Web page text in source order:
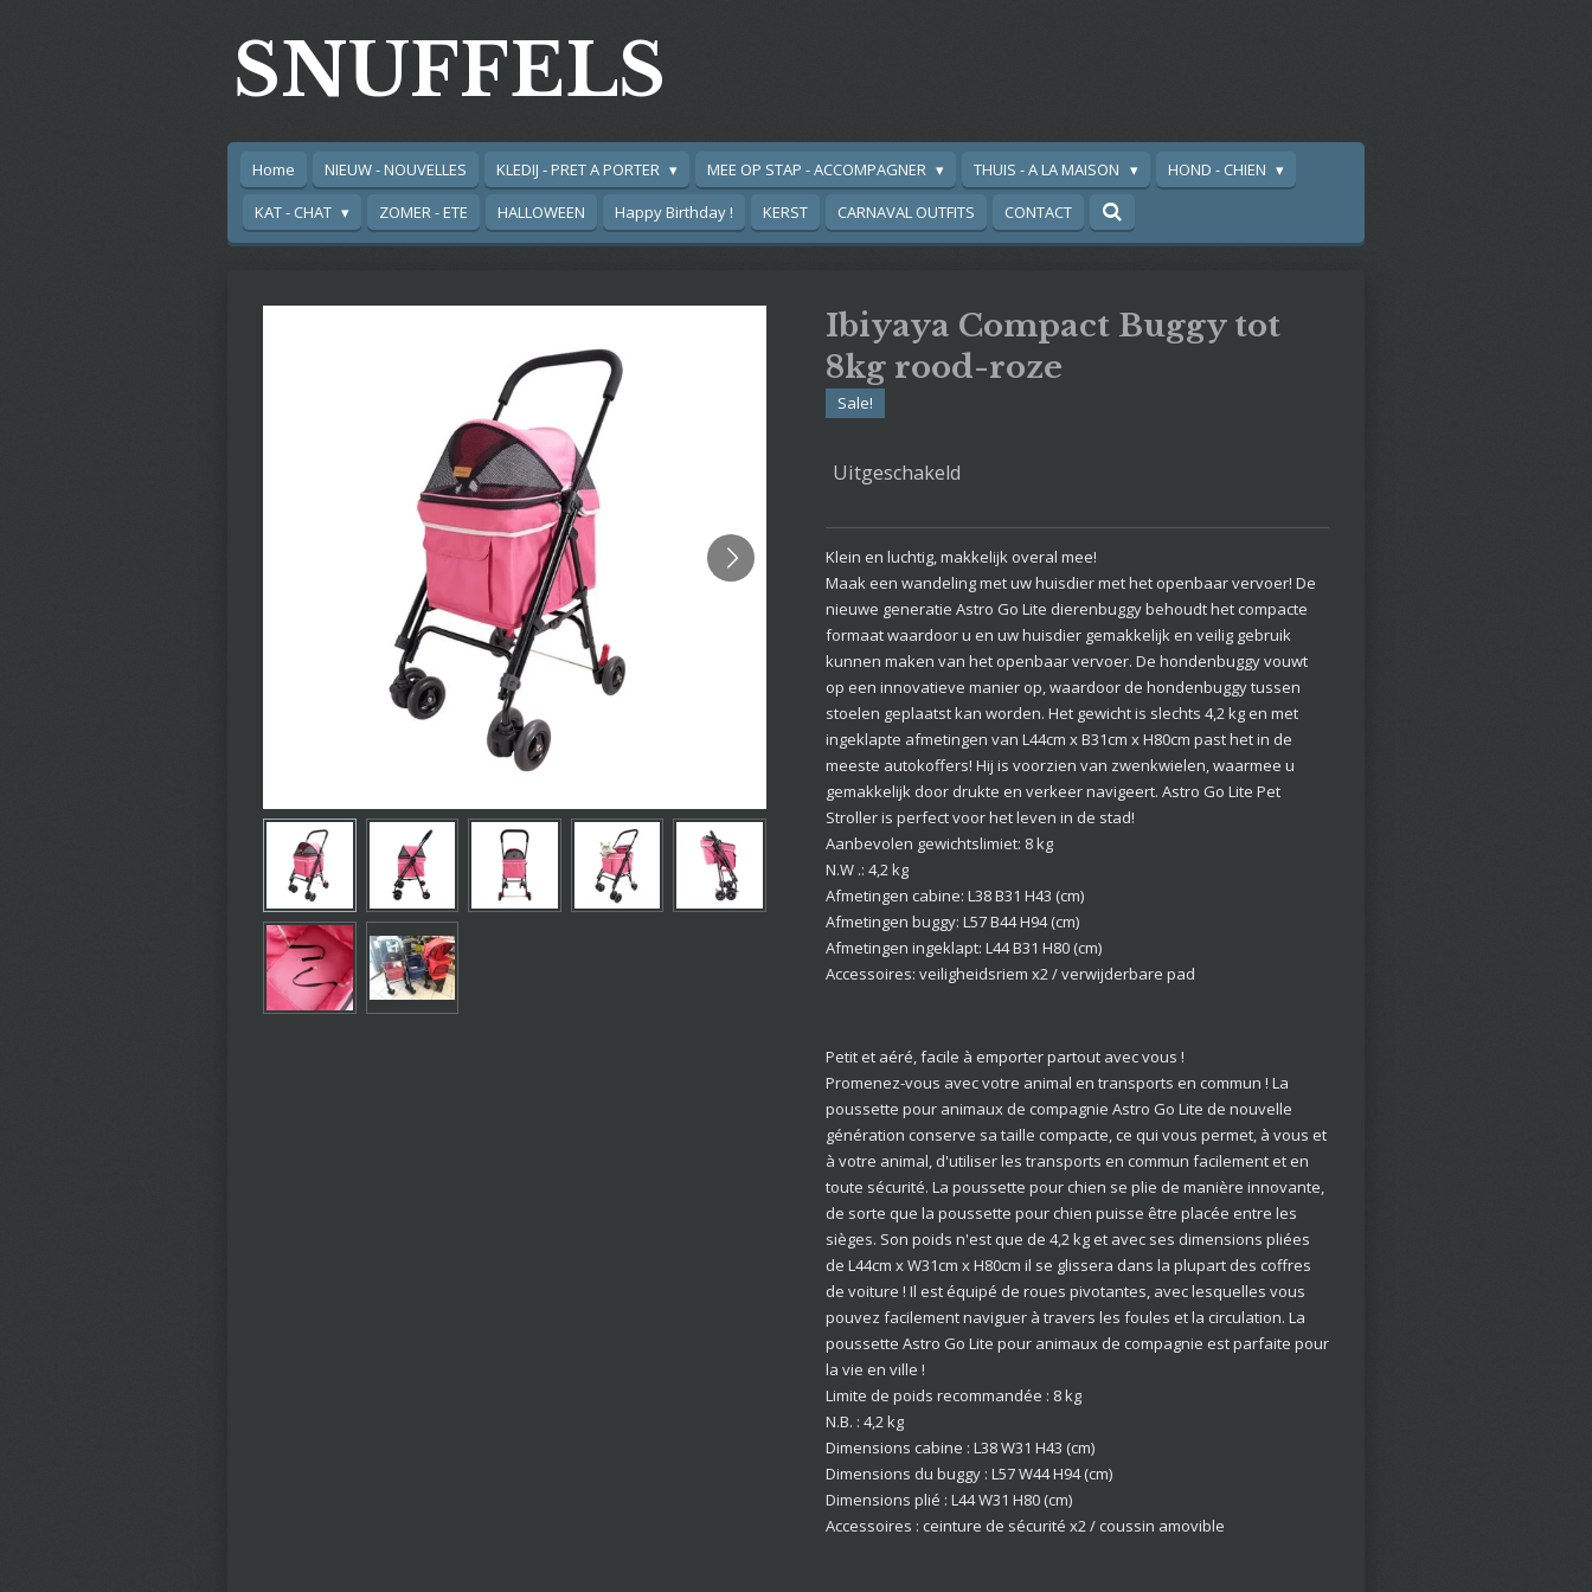
SNUFFELS
Home NIEUW - NOUVELLES KLEDIJ - PRET A PORTER MEE OP STAP - ACCOMPAGNER THUIS - A LA MAISON
HOND - CHIEN
KAT - CHAT
ZOMER - ETE HALLOWEEN Happy Birthday ! KERST CARNAVAL OUTFITS CONTACT
Ibiyaya Compact Buggy tot
8kg rood-roze
Sale!
Uitgeschakeld
Klein en luchtig, makkelijk overal mee!
Maak een wandeling met uw huisdier met het openbaar vervoer! De
nieuwe generatie Astro Go Lite dierenbuggy behoudt het compacte
formaat waardoor u en uw huisdier gemakkelijk en veilig gebruik
kunnen maken van het openbaar vervoer. De hondenbuggy vouwt
op een innovatieve manier op, waardoor de hondenbuggy tussen
stoelen geplaatst kan worden. Het gewicht is slechts 4,2 kg en met
ingeklapte afmetingen van L44cm x B31cm x H80cm past het in de
meeste autokoffers! Hij is voorzien van zwenkwielen, waarmee u
gemakkelijk door drukte en verkeer navigeert. Astro Go Lite Pet
Stroller is perfect voor het leven in de stad!
Aanbevolen gewichtslimiet: 8 kg
N.W .: 4,2 kg
Afmetingen cabine: L38 B31 H43 (cm)
Afmetingen buggy: L57 B44 H94 (cm)
Afmetingen ingeklapt: L44 B31 H80 (cm)
Accessoires: veiligheidsriem x2 / verwijderbare pad
Petit et aéré, facile à emporter partout avec vous !
Promenez-vous avec votre animal en transports en commun ! La
poussette pour animaux de compagnie Astro Go Lite de nouvelle
génération conserve sa taille compacte, ce qui vous permet, à vous et
à votre animal, d'utiliser les transports en commun facilement et en
toute sécurité. La poussette pour chien se plie de manière innovante,
de sorte que la poussette pour chien puisse être placée entre les
sièges. Son poids n'est que de 4,2 kg et avec ses dimensions pliées
de L44cm x W31cm x H80cm il se glissera dans la plupart des coffres
de voiture ! Il est équipé de roues pivotantes, avec lesquelles vous
pouvez facilement naviguer à travers les foules et la circulation. La
poussette Astro Go Lite pour animaux de compagnie est parfaite pour
la vie en ville !
Limite de poids recommandée : 8 kg
N.B. : 4,2 kg
Dimensions cabine : L38 W31 H43 (cm)
Dimensions du buggy : L57 W44 H94 (cm)
Dimensions plié : L44 W31 H80 (cm)
Accessoires : ceinture de sécurité x2 / coussin amovible